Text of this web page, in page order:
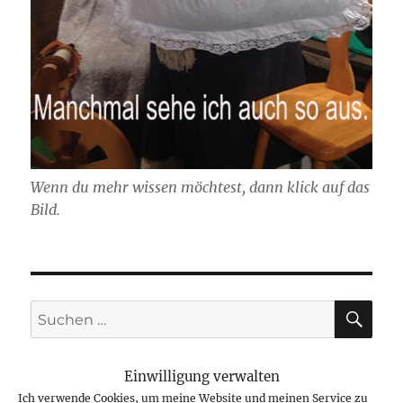
Einwilligung verwalten
Ich verwende Cookies, um meine Website und meinen Service zu
Wenn du mehr wissen möchtest, dann klick auf das
Bild.
Suchen
nach: